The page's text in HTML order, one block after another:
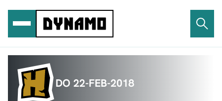
inhoud
DO 22-FEB-2018